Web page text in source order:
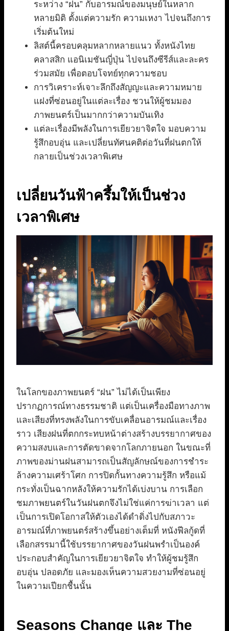
ระหว่าง “ฝน” กับอารมณ์ของมนุษย์ในหลาก
หลายมิติ ตั้งแต่ความรัก ความเหงา ไปจนถึงการ
เริ่มต้นใหม่
ลิสต์นี้ครอบคลุมหลากหลายแนว ทั้งหนังไทย
คลาสสิก แอนิเมชันญี่ปุ่น ไปจนถึงซีรีส์และละคร
ร่วมสมัย เพื่อตอบโจทย์ทุกความชอบ
การวิเคราะห์เจาะลึกถึงสัญญะและความหมาย
แฝงที่ซ่อนอยู่ในแต่ละเรื่อง ชวนให้ผู้ชมมอง
ภาพยนตร์เป็นมากกว่าความบันเทิง
แต่ละเรื่องมีพลังในการเยียวยาจิตใจ มอบความ
รู้สึกอบอุ่น และเปลี่ยนทัศนคติต่อวันที่ฝนตกให้
กลายเป็นช่วงเวลาพิเศษ
เปลี่ยนวันฟ้าครึ้มให้เป็นช่วง
เวลาพิเศษ
ในโลกของภาพยนตร์ “ฝน” ไม่ได้เป็นเพียง
ปรากฏการณ์ทางธรรมชาติ แต่เป็นเครื่องมือทางภาพ
และเสียงที่ทรงพลังในการขับเคลื่อนอารมณ์และเรื่อง
ราว เสียงฝนที่ตกกระทบหน้าต่างสร้างบรรยากาศของ
ความสงบและการตัดขาดจากโลกภายนอก ในขณะที่
ภาพของม่านฝนสามารถเป็นสัญลักษณ์ของการชำระ
ล้างความเศร้าโศก การปิดกั้นทางความรู้สึก หรือแม้
กระทั่งเป็นฉากหลังให้ความรักได้เบ่งบาน การเลือก
ชมภาพยนตร์ในวันฝนตกจึงไม่ใช่แค่การฆ่าเวลา แต่
เป็นการเปิดโอกาสให้ตัวเองได้ดำดิ่งไปกับสภาวะ
อารมณ์ที่ภาพยนตร์สร้างขึ้นอย่างเต็มที่ หนังฟีลกู้ดที่
เลือกสรรมานี้ใช้บรรยากาศของวันฝนพรำเป็นองค์
ประกอบสำคัญในการเยียวยาจิตใจ ทำให้ผู้ชมรู้สึก
อบอุ่น ปลอดภัย และมองเห็นความสวยงามที่ซ่อนอยู่
ในความเปียกชื้นนั้น
Seasons Change และ The